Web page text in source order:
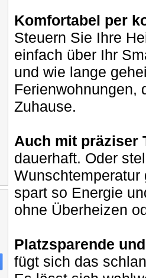
Komfortabel per
Steuern Sie Ihre
einfach über Ihr
und wie lange
Ferienwohnungen,
Zuhause.
Auch mit präziser
dauerhaft. Oder
spart so Energie
ohne Überheizen
Platzsparende
fügt sich das